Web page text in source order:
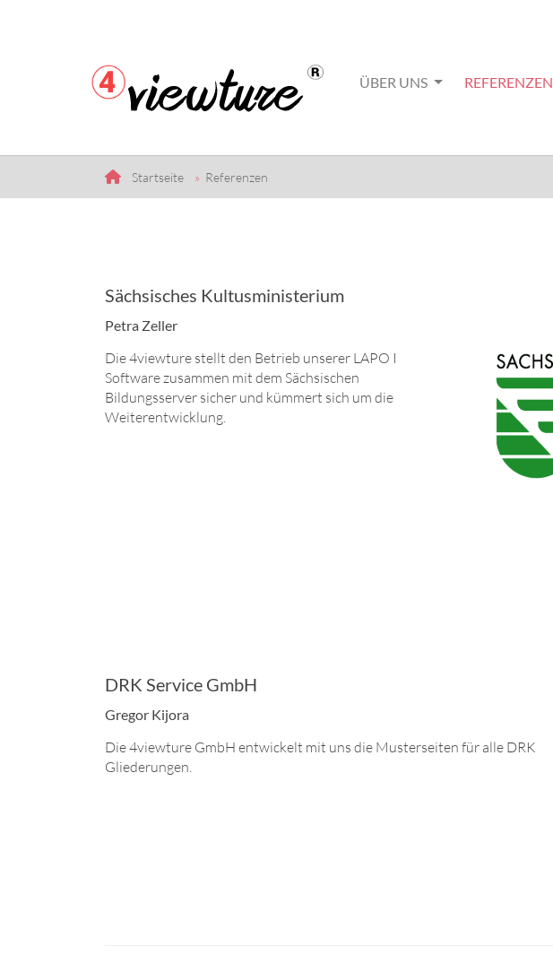
ÜBER UNS REFERENZEN
Startseite Referenzen
Sächsisches Kultusministerium
Petra Zeller
Die 4viewture stellt den Betrieb unserer LAPO I
Software zusammen mit dem Sächsischen
Bildungsserver sicher und kümmert sich um die
Weiterentwicklung.
DRK Service GmbH
Gregor Kijora
Die 4viewture GmbH entwickelt mit uns die Musterseiten für alle DRK
Gliederungen.